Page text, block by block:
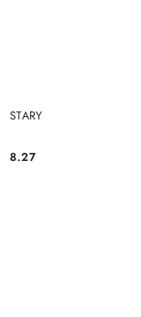
STARY
Cena:
8.27